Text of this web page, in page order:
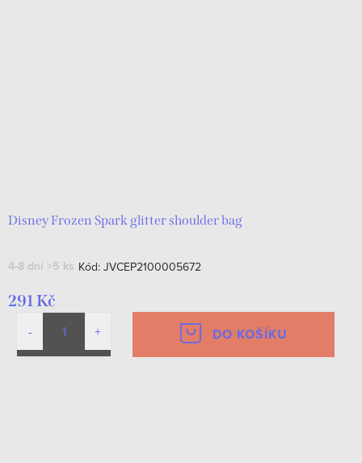
Disney Frozen Spark glitter shoulder bag
4-8 dní >5 ks Kód: JVCEP2100005672
291 Kč
DO KOŠÍKU